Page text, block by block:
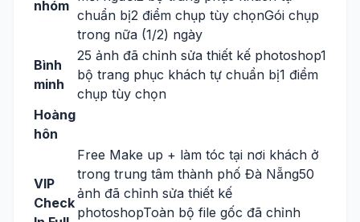
nhóm
chuẩn bị2 điểm chụp tùy chọnGói chụp
trong nữa (1/2) ngày
Bình
minh
25 ảnh đã chỉnh sửa thiết kế photoshop1
bộ trang phục khách tự chuẩn bị1 điểm
chụp tùy chọn
Hoàng
hôn
VIP
Check
Free Make up + làm tóc tại nơi khách ở
trong trung tâm thành phố Đà Nẵng50
ảnh đã chỉnh sửa thiết kế
photoshopToàn bộ file gốc đã chỉnh